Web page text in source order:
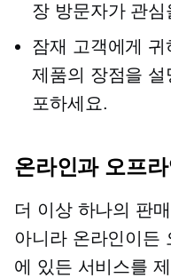
장 방문자가 관
잠재 고객에게
제품의 장점을 설
포하세요.
온라인과 오프
더 이상 하나의 판
아니라 온라인이든
에 있든 서비스를